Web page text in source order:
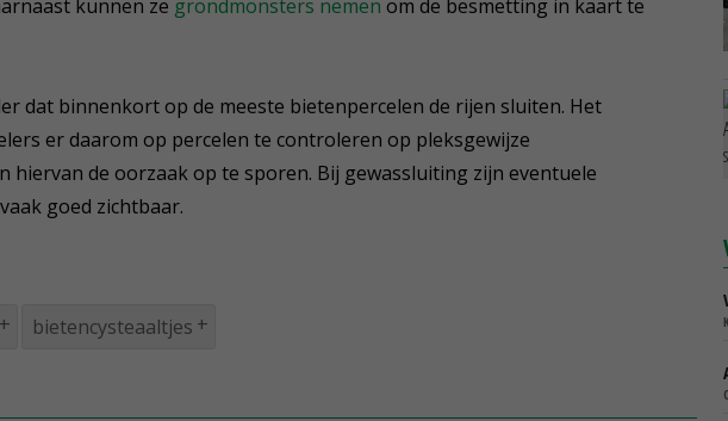
kunnen ze grondmonsters nemen om de besmetting in kaart te
dat binnenkort op de meeste bietenpercelen de rijen sluiten. Het
er daarom op percelen te controleren op pleksgewijze
hiervan de oorzaak op te sporen. Bij gewassluiting zijn eventuele
goed zichtbaar.
bietencysteaaltjes